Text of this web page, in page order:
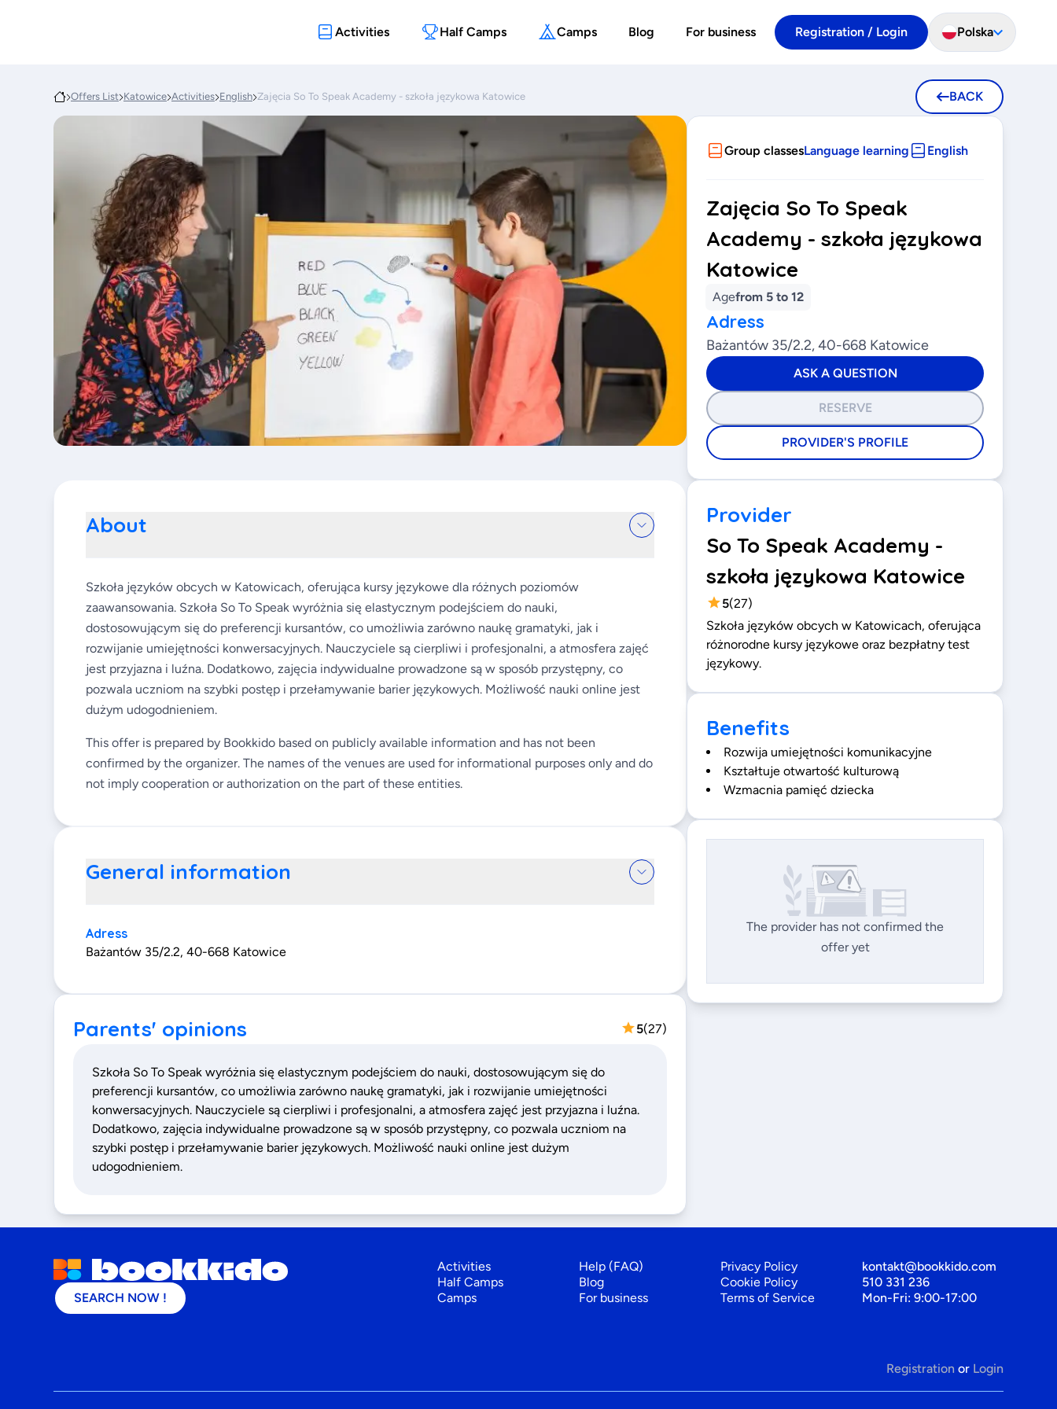
Activities Half Camps Camps Blog For business Registration / Login Polska
Offers List Katowice Activities English Zajęcia So To Speak Academy - szkoła językowa Katowice BACK
Group classesLanguage learning English
Zajęcia So To Speak
Academy - szkoła językowa
Katowice
Agefrom 5 to 12
Adress
Bażantów 35/2.2, 40-668 Katowice
ASK A QUESTION
RESERVE
PROVIDER'S PROFILE
About
Szkoła języków obcych w Katowicach, oferująca kursy językowe dla różnych poziomów
zaawansowania. Szkoła So To Speak wyróżnia się elastycznym podejściem do nauki,
dostosowującym się do preferencji kursantów, co umożliwia zarówno naukę gramatyki, jak i
rozwijanie umiejętności konwersacyjnych. Nauczyciele są cierpliwi i profesjonalni, a atmosfera zajęć
jest przyjazna i luźna. Dodatkowo, zajęcia indywidualne prowadzone są w sposób przystępny, co
pozwala uczniom na szybki postęp i przełamywanie barier językowych. Możliwość nauki online jest
dużym udogodnieniem.
This offer is prepared by Bookkido based on publicly available information and has not been
confirmed by the organizer. The names of the venues are used for informational purposes only and do
not imply cooperation or authorization on the part of these entities.
General information
Adress
Bażantów 35/2.2, 40-668 Katowice
Parents' opinions 5(27)
Szkoła So To Speak wyróżnia się elastycznym podejściem do nauki, dostosowującym się do
preferencji kursantów, co umożliwia zarówno naukę gramatyki, jak i rozwijanie umiejętności
konwersacyjnych. Nauczyciele są cierpliwi i profesjonalni, a atmosfera zajęć jest przyjazna i luźna.
Dodatkowo, zajęcia indywidualne prowadzone są w sposób przystępny, co pozwala uczniom na
szybki postęp i przełamywanie barier językowych. Możliwość nauki online jest dużym
udogodnieniem.
Provider
So To Speak Academy -
szkoła językowa Katowice
5(27)
Szkoła języków obcych w Katowicach, oferująca
różnorodne kursy językowe oraz bezpłatny test
językowy.
Benefits
Rozwija umiejętności komunikacyjne
Kształtuje otwartość kulturową
Wzmacnia pamięć dziecka
The provider has not confirmed the
offer yet
SEARCH NOW !
Activities
Half Camps
Camps
Help (FAQ)
Blog
For business
Privacy Policy
Cookie Policy
Terms of Service
kontakt@bookkido.com
510 331 236
Mon-Fri: 9:00-17:00
Registration or Login